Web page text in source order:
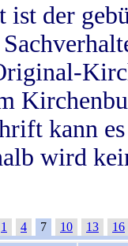
ist der
kann
wird
1 4 7 10 13
16